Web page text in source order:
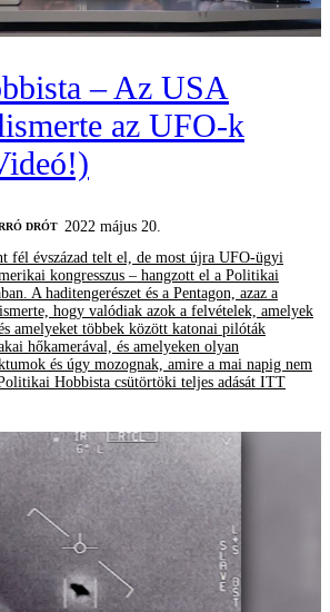
– Az USA
az UFO-k
DRÓT
2022 május 20.
fél évszázad telt el, de most újra UFO-ügyi
kongresszus – hangzott el a Politikai
A haditengerészet és a Pentagon, azaz a
hogy valódiak azok a felvételek, amelyek
amelyeket többek között katonai pilóták
hőkamerával, és amelyeken olyan
és úgy mozognak, amire a mai napig nem
Hobbista csütörtöki teljes adását ITT